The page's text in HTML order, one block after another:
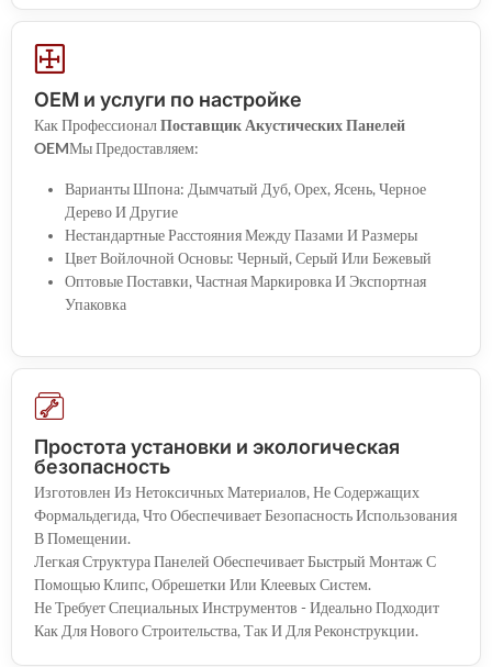
OEM и услуги по настройке
Как ПрофессионалПоставщик Акустических Панелей
OEMМы Предоставляем:
Варианты Шпона: Дымчатый Дуб, Орех, Ясень, Черное
Дерево И Другие
Нестандартные Расстояния Между Пазами И Размеры
Цвет Войлочной Основы: Черный, Серый Или Бежевый
Оптовые Поставки, Частная Маркировка И Экспортная
Упаковка
Простота установки и экологическая
безопасность
Изготовлен Из Нетоксичных Материалов, Не Содержащих
Формальдегида, Что Обеспечивает Безопасность Использования
В Помещении.
Легкая Структура Панелей Обеспечивает Быстрый Монтаж С
Помощью Клипс, Обрешетки Или Клеевых Систем.
Не Требует Специальных Инструментов - Идеально Подходит
Как Для Нового Строительства, Так И Для Реконструкции.